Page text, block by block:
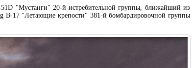
"Мустанги" 20-й истребительной группы, ближайший из
17 "Летающие крепости" 381-й бомбардировочной группы